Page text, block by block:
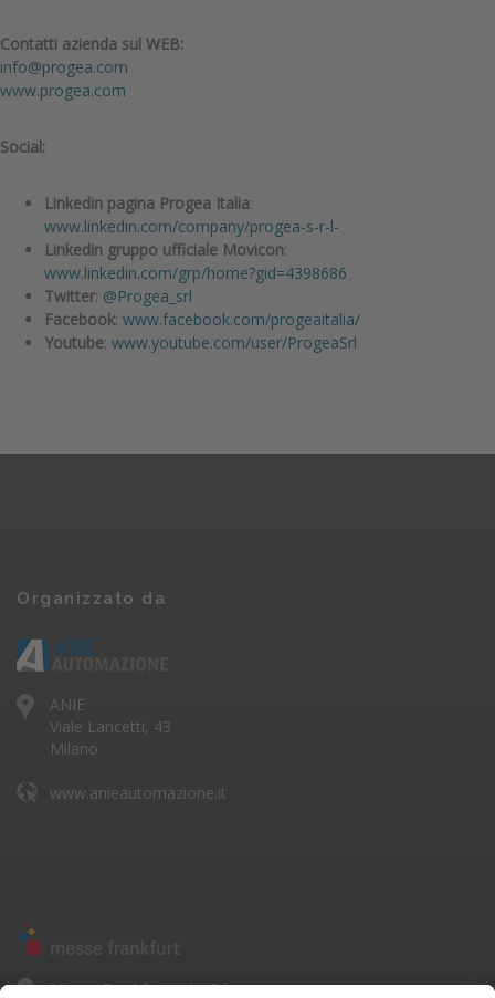
Contatti azienda sul WEB:
info@progea.com
www.progea.com
Social:
Linkedin pagina Progea Italia:
www.linkedin.com/company/progea-s-r-l-
Linkedin gruppo ufficiale Movicon:
www.linkedin.com/grp/home?gid=4398686
Twitter: @Progea_srl
Facebook: www.facebook.com/progeaitalia/
Youtube: www.youtube.com/user/ProgeaSrl
Organizzato da
ANIE
Viale Lancetti, 43
Milano
www.anieautomazione.it
Messe Frankfurt Italia Srl